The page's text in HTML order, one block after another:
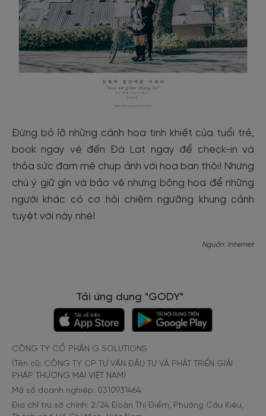
Đừng bỏ lỡ những cánh hoa tinh khiết của tuổi trẻ,
book ngay vé đến Đà Lạt ngay để check-in và
thỏa sức đam mê chụp ảnh với hoa ban thôi! Nhưng
chú ý giữ gìn và bảo vệ nhưng bông hoa để những
người khác có cơ hội chiêm ngưỡng khung cảnh
tuyệt vời này nhé!
Nguồn: Internet
Tải ứng dụng "GODY"
CÔNG TY CỔ PHẦN G SOLUTIONS
(Tên cũ: CÔNG TY CP TƯ VẤN ĐẦU TƯ VÀ PHÁT TRIỂN GIẢI
PHÁP THƯƠNG MẠI VIỆT NAM)
Mã số doanh nghiệp: 0310931464
Địa chỉ trụ sở chính: 2/24 Đoàn Thị Điểm, Phường Cầu Kiệu,